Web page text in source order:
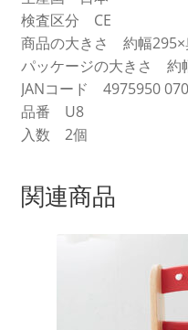
検査区分 CE
商品の大きさ 約幅
パッケージの大きさ 約
JANコード 4975950
品番 U8
入数 2個
関連商品